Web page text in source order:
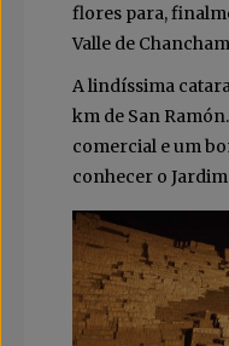
flores para,
Valle de
A lindíssima
km de San
comercial e um
conhecer o